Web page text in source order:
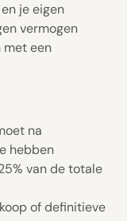
je eigen
vermogen
met een
na
hebben
van de totale
of definitieve